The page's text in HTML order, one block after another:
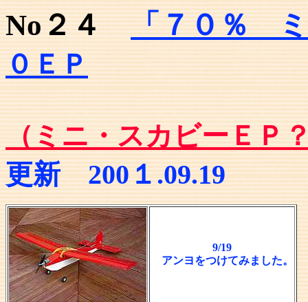
No２４「７０％ ミ
０ＥＰ
（ミニ・スカビーＥＰ
更新 200１.09.19
9/19
アンヨをつけてみました。